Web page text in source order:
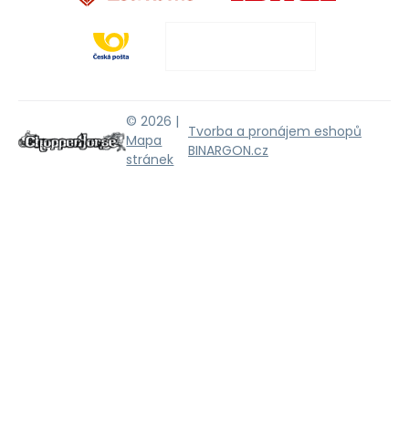
© 2026 |
Mapa
stránek
Tvorba a pronájem eshopů
BINARGON.cz